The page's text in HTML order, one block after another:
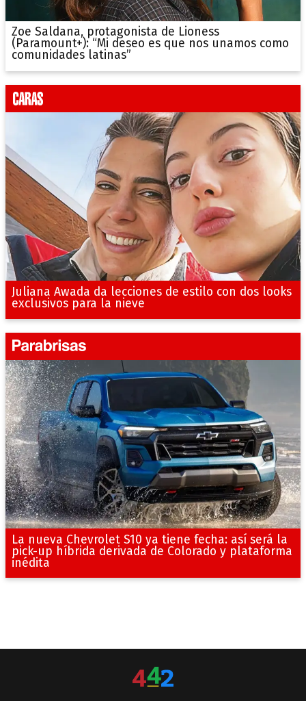
Zoe Saldana, protagonista de Lioness
(Paramount+): “Mi deseo es que nos unamos como
comunidades latinas”
Juliana Awada da lecciones de estilo con dos looks
exclusivos para la nieve
La nueva Chevrolet S10 ya tiene fecha: así será la
pick-up híbrida derivada de Colorado y plataforma
inédita